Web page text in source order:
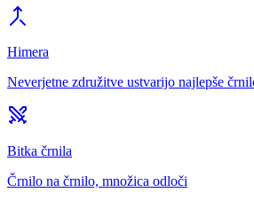
Himera
Neverjetne združitve ustvarijo najlepše
Bitka črnila
Črnilo na črnilo, množica odloči